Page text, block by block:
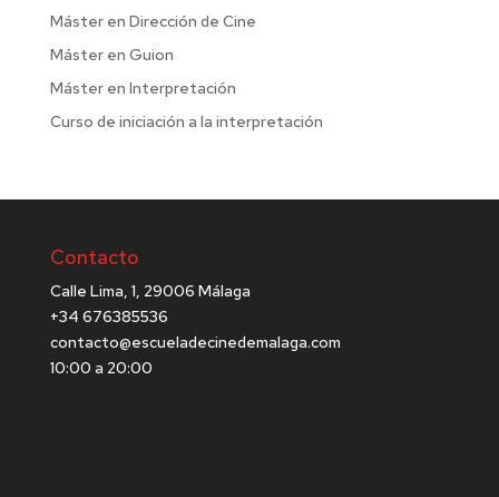
Máster en Dirección de Cine
Máster en Guion
Máster en Interpretación
Curso de iniciación a la interpretación
Contacto
Calle Lima, 1, 29006 Málaga
+34 676385536
contacto@escueladecinedemalaga.com
10:00 a 20:00